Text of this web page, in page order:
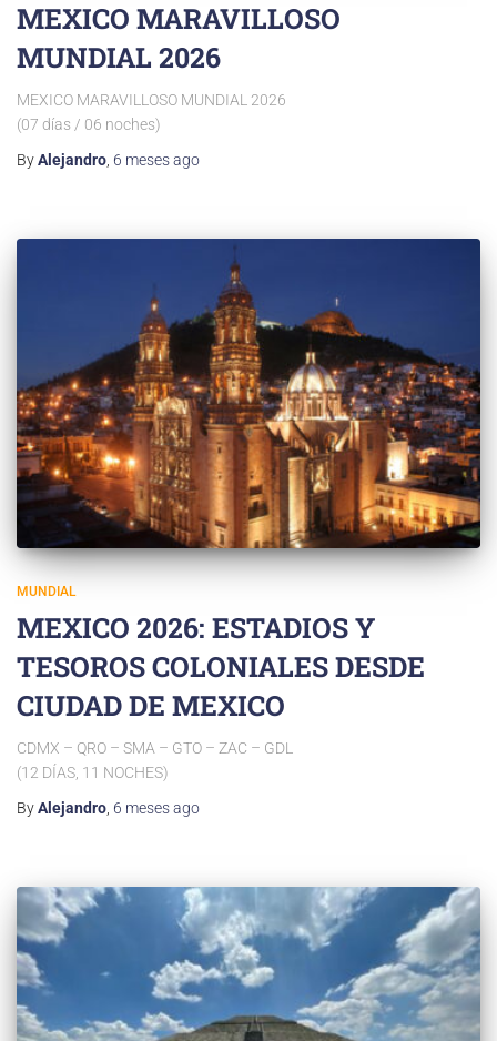
MEXICO MARAVILLOSO
MUNDIAL 2026
MEXICO MARAVILLOSO MUNDIAL 2026
(07 días / 06 noches)
ByAlejandro 6 mesesago
MUNDIAL
MEXICO 2026: ESTADIOS Y
TESOROS COLONIALES DESDE
CIUDAD DE MEXICO
CDMX – QRO – SMA – GTO – ZAC – GDL
(12 DÍAS, 11 NOCHES)
ByAlejandro 6 mesesago